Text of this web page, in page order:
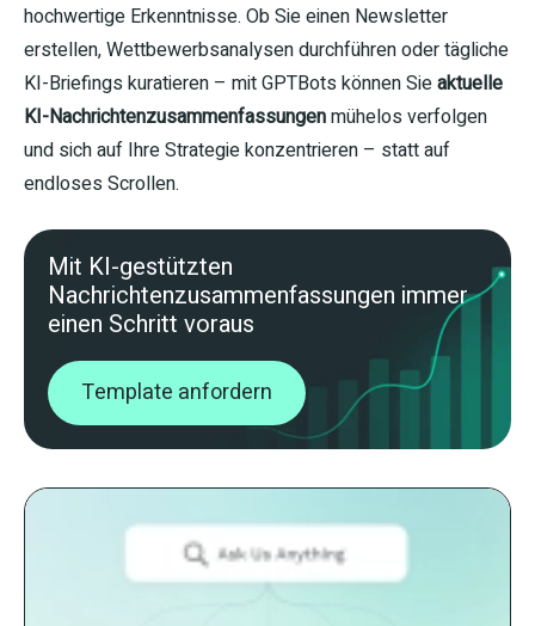
hochwertige Erkenntnisse. Ob Sie einen Newsletter
erstellen, Wettbewerbsanalysen durchführen oder tägliche
KI-Briefings kuratieren – mit GPTBots können Sieaktuelle
KI-Nachrichtenzusammenfassungenmühelos verfolgen
und sich auf Ihre Strategie konzentrieren – statt auf
endloses Scrollen.
Mit KI-gestützten
Nachrichtenzusammenfassungen immer
einen Schritt voraus
Template anfordern